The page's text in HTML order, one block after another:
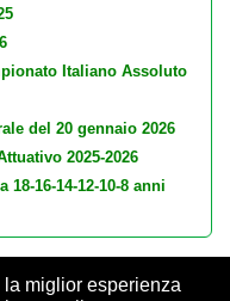
miglior esperienza
Italiano Assoluto
del 20 gennaio 2026
2025-2026
16-14-12-10-8 anni